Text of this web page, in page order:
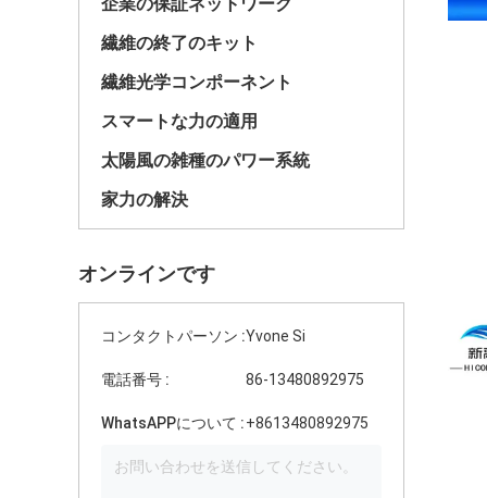
繊維の終了のキット
繊維光学コンポーネント
スマートな力の適用
太陽風の雑種のパワー系統
家力の解決
オンラインです
コンタクトパーソン :Yvone Si
電話番号 : 86-13480892975
WhatsAPPについて :+8613480892975